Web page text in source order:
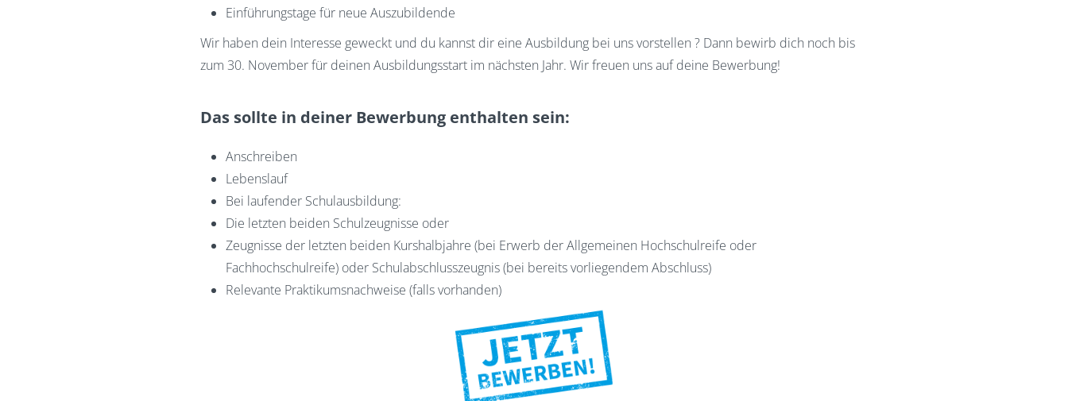
Einführungstage für neue Auszubildende
Wir haben dein Interesse geweckt und du kannst dir eine Ausbildung bei uns vorstellen ? Dann bewirb dich noch bis
zum 30. November für deinen Ausbildungsstart im nächsten Jahr. Wir freuen uns auf deine Bewerbung!
Das sollte in deiner Bewerbung enthalten sein:
Anschreiben
Lebenslauf
Bei laufender Schulausbildung:
Die letzten beiden Schulzeugnisse oder
Zeugnisse der letzten beiden Kurshalbjahre (bei Erwerb der Allgemeinen Hochschulreife oder
Fachhochschulreife) oder Schulabschlusszeugnis (bei bereits vorliegendem Abschluss)
Relevante Praktikumsnachweise (falls vorhanden)